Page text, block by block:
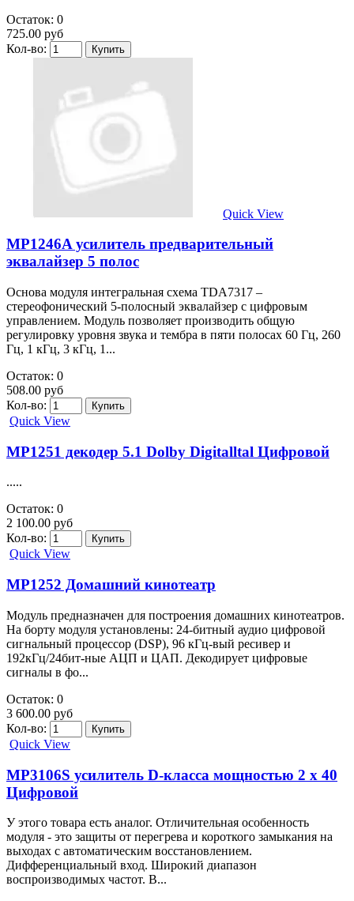
Остаток: 0
725.00 руб
Кол-во:
Quick View
MP1246A усилитель предварительный
эквалайзер 5 полос
Основа модуля интегральная схема TDA7317 –
стереофонический 5-полосный эквалайзер с цифровым
управлением. Модуль позволяет производить общую
регулировку уровня звука и тембра в пяти полосах 60 Гц, 260
Гц, 1 кГц, 3 кГц, 1...
Остаток: 0
508.00 руб
Кол-во:
Quick View
MP1251 декодер 5.1 Dolby Digitalltal Цифровой
.....
Остаток: 0
2 100.00 руб
Кол-во:
Quick View
MP1252 Домашний кинотеатр
Модуль предназначен для построения домашних кинотеатров.
На борту модуля установлены: 24-битный аудио цифровой
сигнальный процессор (DSP), 96 кГц-вый ресивер и
192кГц/24бит-ные АЦП и ЦАП. Декодирует цифровые
сигналы в фо...
Остаток: 0
3 600.00 руб
Кол-во:
Quick View
MP3106S усилитель D-класса мощностью 2 x 40
Цифровой
У этого товара есть аналог. Отличительная особенность
модуля - это защиты от перегрева и короткого замыкания на
выходах с автоматическим восстановлением.
Дифференциальный вход. Широкий диапазон
воспроизводимых частот. В...